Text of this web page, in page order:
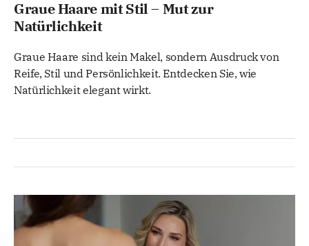
Graue Haare mit Stil – Mut zur
Natürlichkeit
Graue Haare sind kein Makel, sondern Ausdruck von
Reife, Stil und Persönlichkeit. Entdecken Sie, wie
Natürlichkeit elegant wirkt.